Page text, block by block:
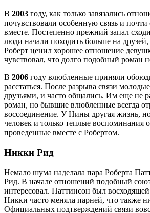
В 2003 году, как только завязались
почувствовали особенную связь и почти
вместе. Постепенно прежний запал
люди начали походить больше на
Роберт ценил хорошее отношение
чувствовал, что долго подобный роман
В 2006 году влюбленные приняли
расстаться. После разрыва связи
друзьями, и часто общались. Им еще не
роман, но бывшие влюбленные всегда
воссоединение. У Нины другая жизнь,
человек и только теплые воспоминания
проведенные вместе с Робертом.
Никки Рид
Немало шума наделала пара Роберта
Рид. В начале отношений подобный
интересовал. Паттинсон был восходящей
Никки часто меняла парней, что также
Официальных подтверждений связи